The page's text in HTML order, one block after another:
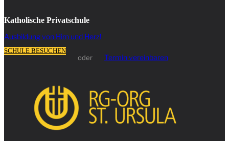
Katholische Privatschule
Ausbildung von Hirn und Herz!
SCHULE BESUCHEN
oder Termin vereinbaren